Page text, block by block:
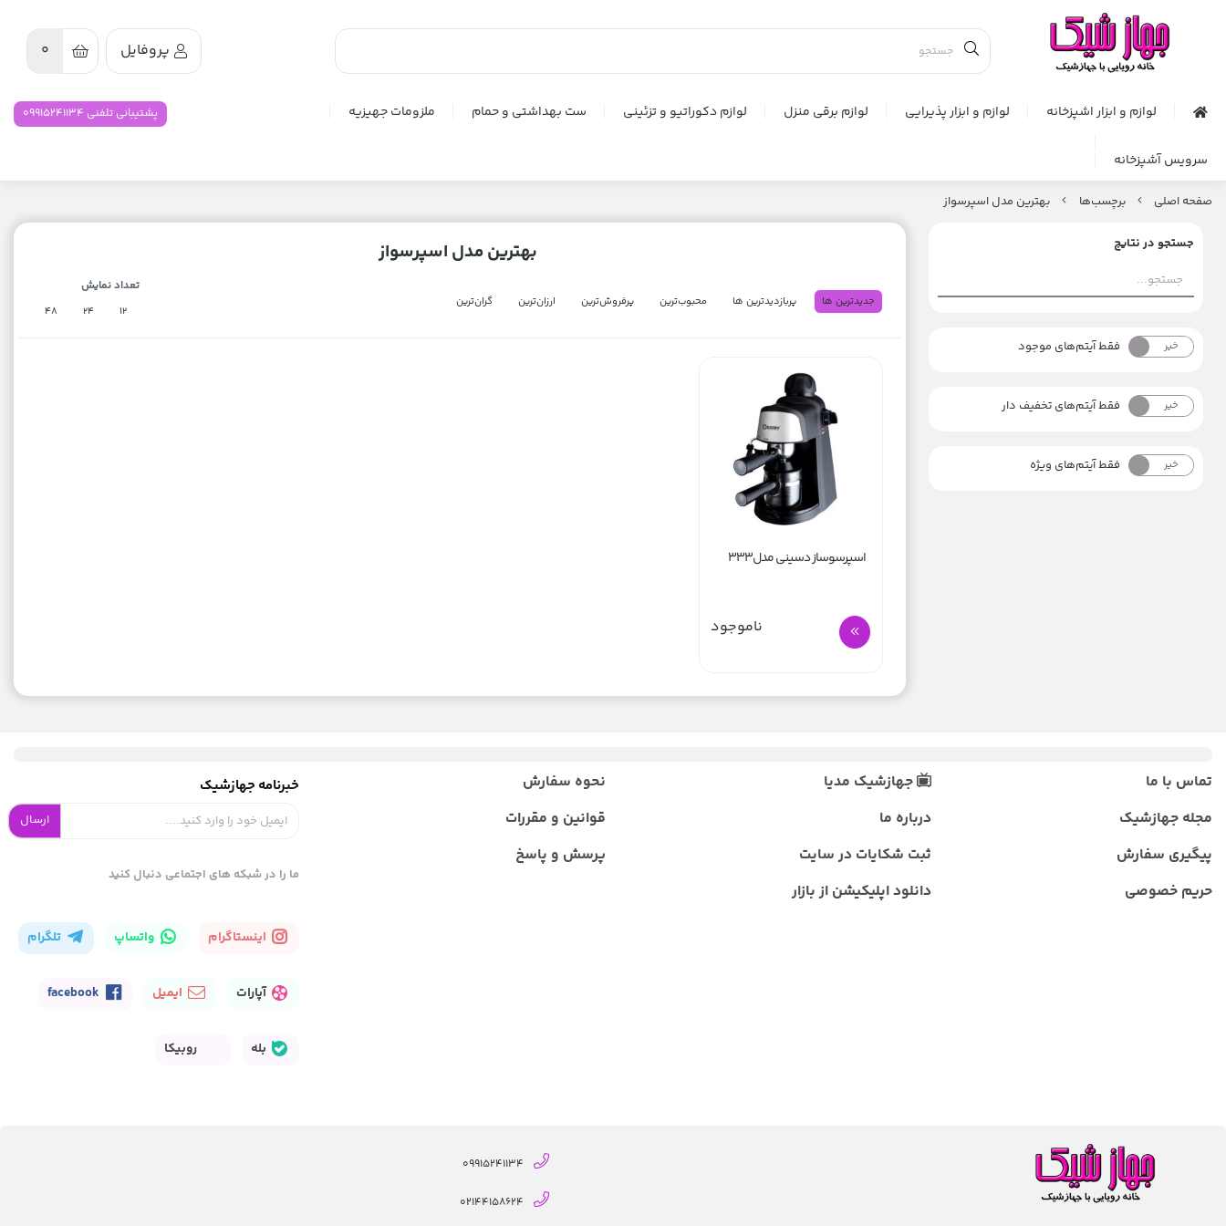
پروفایل 0
لوازم و ابزار اشپزخانه لوازم و ابزار پذیرایی لوازم برقی منزل لوازم دکوراتیو و تزئینی ست بهداشتی و حمام ملزومات جهیزیه
سرویس آشپزخانه
پشتیبانی تلفنی 09915241134
صفحه اصلی برچسب‌ها بهترین مدل اسپرسواز
جستجو در نتایج
بله خیر فقط آیتم‌های موجود
بله خیر فقط آیتم‌های تخفیف دار
بله خیر فقط آیتم‌های ویژه
بهترین مدل اسپرسواز
جدیدترین ها پربازدیدترین ها محبوب‌‌ترین پرفروش‌ترین ارزان‌ترین گران‌ترین
تعداد نمایش
12
24
48
اسپرسوساز دسینی مدل333
ناموجود
تماس با ما جهازشیک مدیا
نحوه سفارش
مجله جهازشیک
درباره ما
قوانین و مقررات
پیگیری سفارش
ثبت شکایات در سایت
پرسش و پاسخ
حریم خصوصی
دانلود اپلیکیشن از بازار
خبرنامه جهازشیک
ارسال
ما را در شبکه های اجتماعی دنبال کنید
اینستاگرام واتساپ تلگرام
آپارات ایمیل
بله روبیکا
09915241134
02144158624